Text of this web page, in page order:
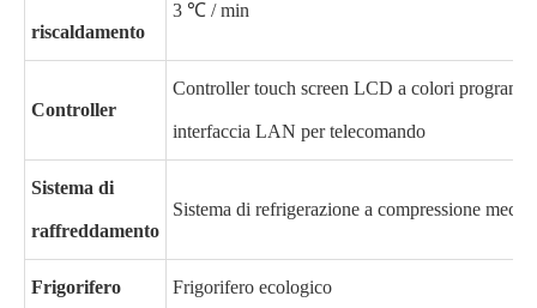
riscaldamento
3 ℃ / min
Controller
Controller touch screen LCD a colori
interfaccia LAN per telecomando
Sistema di
raffreddamento
Sistema di refrigerazione a compressione
Frigorifero Frigorifero ecologico